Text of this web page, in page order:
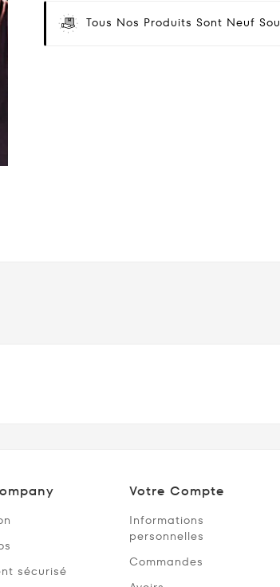
Tous Nos Produits Sont Neuf
sécurisé
Votre Compte
Informations
personnelles
Commandes